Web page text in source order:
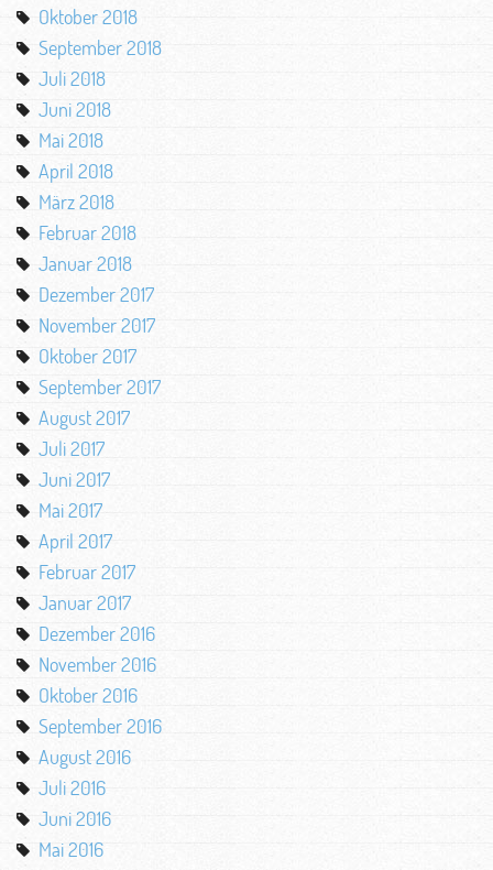
Oktober 2018
September 2018
Juli 2018
Juni 2018
Mai 2018
April 2018
März 2018
Februar 2018
Januar 2018
Dezember 2017
November 2017
Oktober 2017
September 2017
August 2017
Juli 2017
Juni 2017
Mai 2017
April 2017
Februar 2017
Januar 2017
Dezember 2016
November 2016
Oktober 2016
September 2016
August 2016
Juli 2016
Juni 2016
Mai 2016